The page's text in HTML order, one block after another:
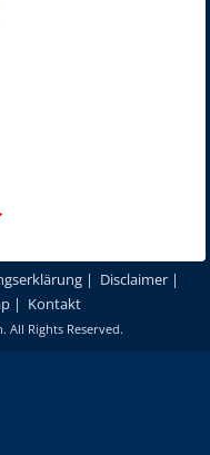
| Disclaimer |
| Kontakt
. All Rights Reserved.